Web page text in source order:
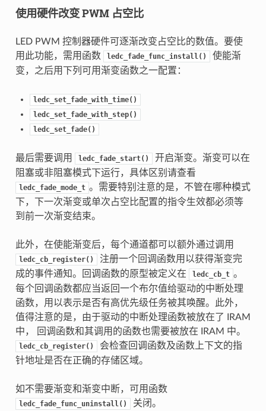
使用硬件改变 PWM 占空比
LED PWM 控制器硬件可逐渐改变占空比的数值。要使
用此功能，需用函数
ledc_fade_func_install()
使能渐
变，之后用下列可用渐变函数之一配置：
ledc_set_fade_with_time()
ledc_set_fade_with_step()
ledc_set_fade()
最后需要调用 ledc_fade_start()
开启渐变。渐变可以在
阻塞或非阻塞模式下运行，具体区别请查看
ledc_fade_mode_t 。需要特别注意的是，不管在哪种模式
下，下一次渐变或单次占空比配置的指令生效都必须等
到前一次渐变结束。
此外，在使能渐变后，每个通道都可以额外通过调用
ledc_cb_register()
注册一个回调函数用以获得渐变完
成的事件通知。回调函数的原型被定义在
ledc_cb_t 。
每个回调函数都应当返回一个布尔值给驱动的中断处理
函数，用以表示是否有高优先级任务被其唤醒。此外，
值得注意的是，由于驱动的中断处理函数被放在了 IRAM
中， 回调函数和其调用的函数也需要被放在 IRAM 中。
ledc_cb_register()
会检查回调函数及函数上下文的指
针地址是否在正确的存储区域。
如不需要渐变和渐变中断，可用函数
ledc_fade_func_uninstall() 关闭。